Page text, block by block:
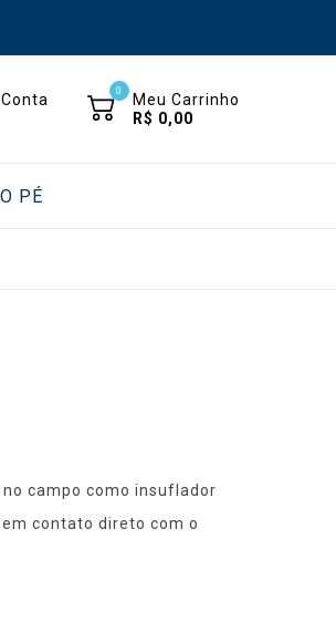
0
Meu Carrinho
R$ 0,00
PÉ
campo como insuflador
contato direto com o